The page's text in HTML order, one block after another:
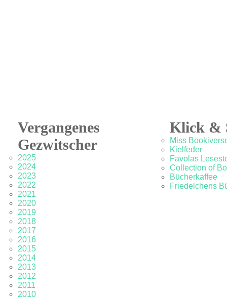
Vergangenes
Gezwitscher
2025
2024
2023
2022
2021
2020
2019
2018
2017
2016
2015
2014
2013
2012
2011
2010
Klick &
Miss
Kielfeder
Favolas
Collection of
Bücherkaffee
Friedelchens